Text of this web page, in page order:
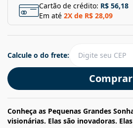
Cartão de crédito: R$ 56,18
Em até 2X de R$ 28,09
Comprar
Calcule o do frete:
Conheça as Pequenas Grandes
visionárias. Elas são inovadoras.